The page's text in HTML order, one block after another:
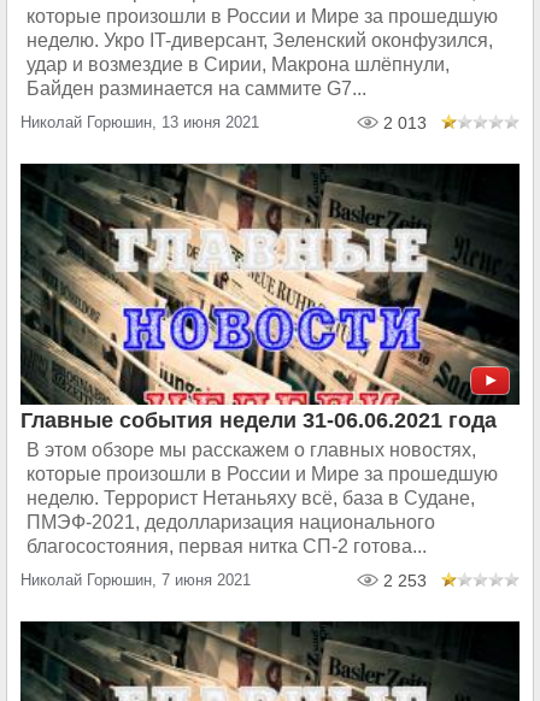
которые произошли в России и Мире за прошедшую
неделю. Укро IT-диверсант, Зеленский оконфузился,
удар и возмездие в Сирии, Макрона шлёпнули,
Байден разминается на саммите G7...
Николай Горюшин, 13 июня 2021 2 013
Главные события недели 31-06.06.2021 года
В этом обзоре мы расскажем о главных новостях,
которые произошли в России и Мире за прошедшую
неделю. Террорист Нетаньяху всё, база в Судане,
ПМЭФ-2021, дедолларизация национального
благосостояния, первая нитка СП-2 готова...
Николай Горюшин, 7 июня 2021 2 253